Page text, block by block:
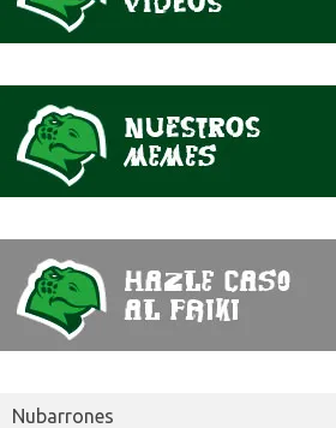
Nubarrones